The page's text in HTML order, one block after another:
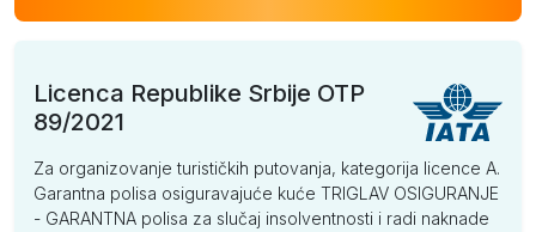
Licenca Republike Srbije OTP
89/2021
Za organizovanje turističkih putovanja, kategorija licence A.
Garantna polisa osiguravajuće kuće TRIGLAV OSIGURANJE
- GARANTNA polisa za slučaj insolventnosti i radi naknade